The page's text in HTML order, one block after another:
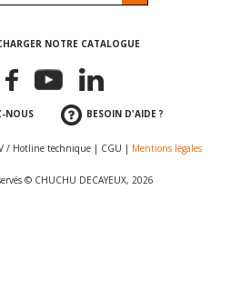
NOTRE CATALOGUE
NOUS BESOIN D'AIDE ?
/ Hotline technique | CGU | Mentions légales
© CHUCHU DECAYEUX, 2026